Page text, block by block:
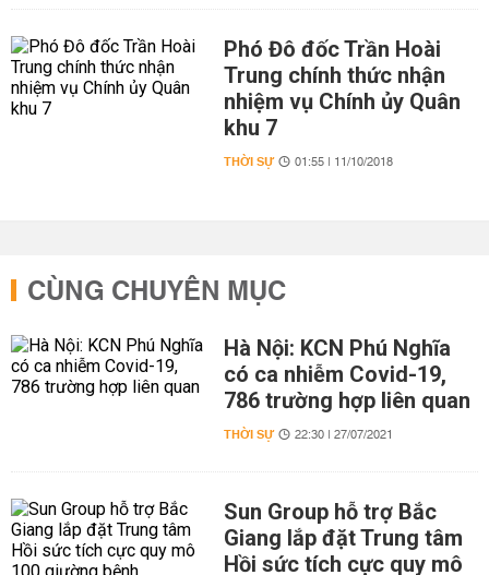
Phó Đô đốc Trần Hoài
Trung chính thức nhận
nhiệm vụ Chính ủy Quân
khu 7
THỜI SỰ 01:55 | 11/10/2018
CÙNG CHUYÊN MỤC
Hà Nội: KCN Phú Nghĩa
có ca nhiễm Covid-19,
786 trường hợp liên quan
THỜI SỰ 22:30 | 27/07/2021
Sun Group hỗ trợ Bắc
Giang lắp đặt Trung tâm
Hồi sức tích cực quy mô